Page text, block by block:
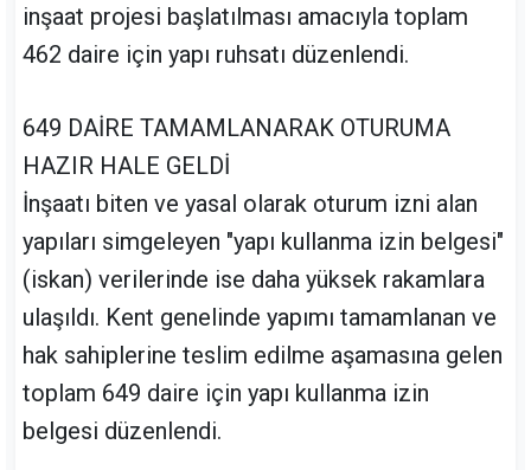
inşaat projesi başlatılması amacıyla toplam
462 daire için yapı ruhsatı düzenlendi.
649 DAİRE TAMAMLANARAK OTURUMA
HAZIR HALE GELDİ
İnşaatı biten ve yasal olarak oturum izni alan
yapıları simgeleyen "yapı kullanma izin belgesi"
(iskan) verilerinde ise daha yüksek rakamlara
ulaşıldı. Kent genelinde yapımı tamamlanan ve
hak sahiplerine teslim edilme aşamasına gelen
toplam 649 daire için yapı kullanma izin
belgesi düzenlendi.